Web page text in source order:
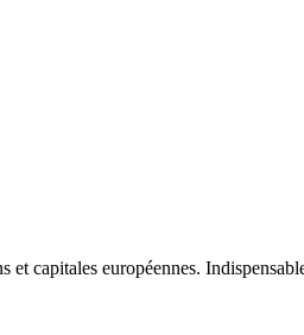
capitales européennes.